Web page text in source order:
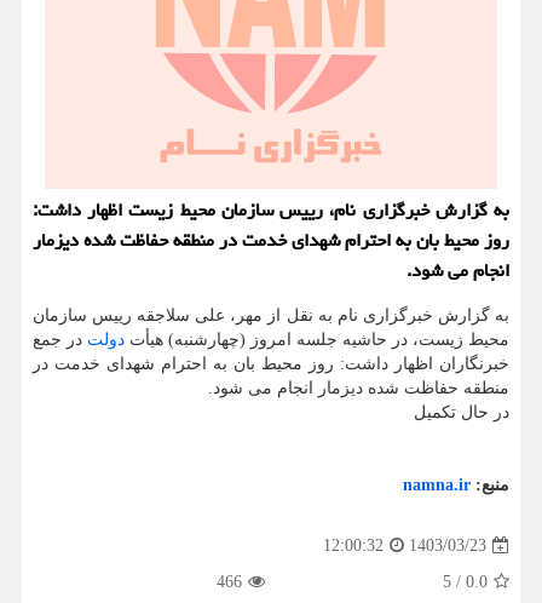
به گزارش خبرگزاری نام، رییس سازمان محیط زیست اظهار داشت:
روز محیط بان به احترام شهدای خدمت در منطقه حفاظت شده دیزمار
انجام می شود.
به گزارش خبرگزاری نام به نقل از مهر، علی سلاجقه رییس سازمان
محیط زیست، در حاشیه جلسه امروز (چهارشنبه) هیأت دولت در جمع
خبرنگاران اظهار داشت: روز محیط بان به احترام شهدای خدمت در
منطقه حفاظت شده دیزمار انجام می شود.
در حال تکمیل
منبع: namna.ir
1403/03/23
12:00:32
0.0
/
5
466